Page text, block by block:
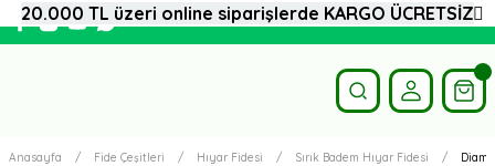
Anasayfa Fide Çeşitleri Hıyar Fidesi Sırık Badem Hıyar Fidesi
20.000 TL üzeri online siparişlerde KARGO ÜCRETSİZ